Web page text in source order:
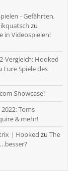
- Gefährten,
zu
in Videospielen!
Vergleich: Hooked
Eure Spiele des
Showcase!
Toms
& mehr!
| Hooked zu The